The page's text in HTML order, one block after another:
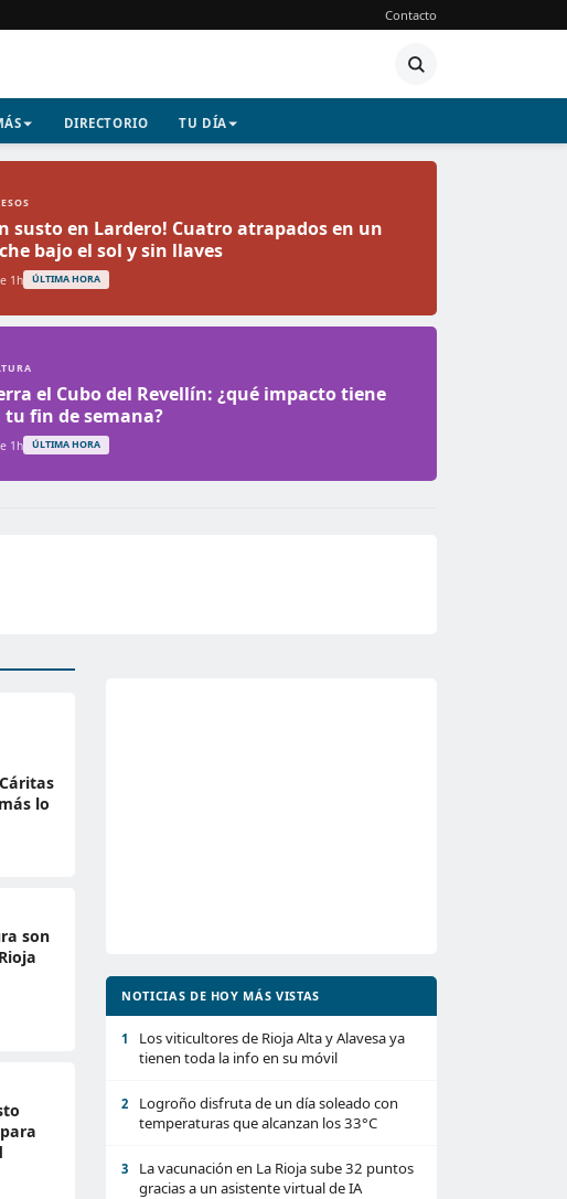
Contacto
DIRECTORIO TU DÍA
susto en Lardero! Cuatro atrapados en un
bajo el sol y sin llaves
1h ÚLTIMA HORA
el Cubo del Revellín: ¿qué impacto tiene
tu fin de semana?
1h ÚLTIMA HORA
lo
son
NOTICIAS DE HOY MÁS VISTAS
1
Los viticultores de Rioja Alta y Alavesa ya
tienen toda la info en su móvil
2
Logroño disfruta de un día soleado con
temperaturas que alcanzan los 33°C
3
La vacunación en La Rioja sube 32 puntos
gracias a un asistente virtual de IA